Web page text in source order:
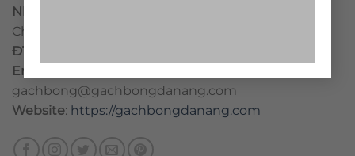
Nhà máy miền trung:
Chánh, Huyện Mộ Đức, Tỉnh Quảng Ngãi, Việt Nam
ĐT
Email
gachbong@gachbongdanang.com
Website: https://gachbongdanang.com